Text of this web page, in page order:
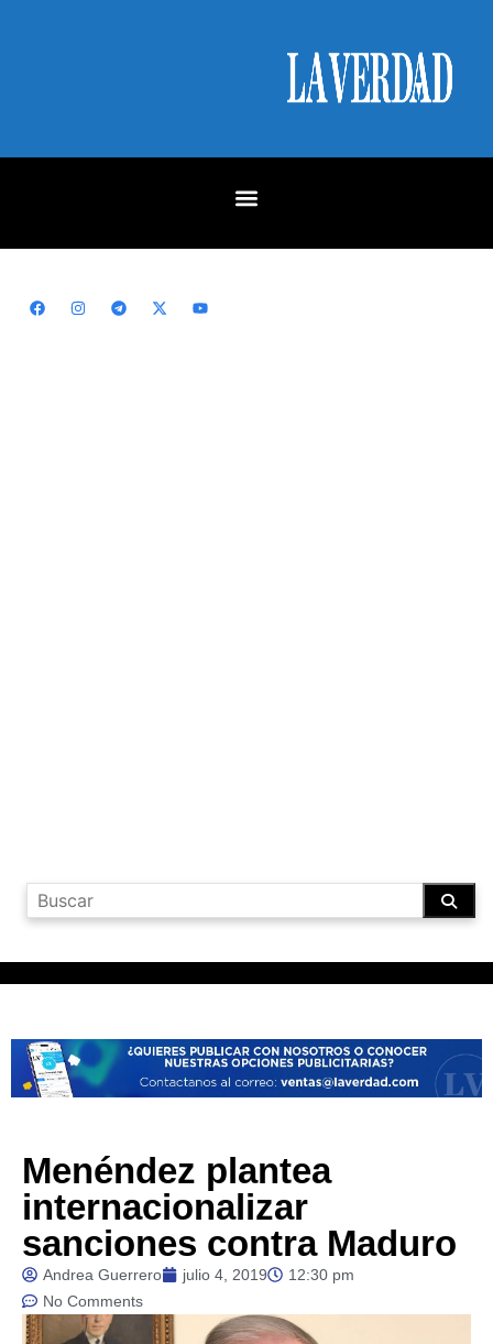
Menéndez plantea
internacionalizar
sanciones contra Maduro
Andrea Guerrero julio 4, 2019
12:30 pm
No Comments